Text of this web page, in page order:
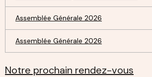
Assemblée Générale 2026
Assemblée Générale 2026
Notre prochain rendez-vous